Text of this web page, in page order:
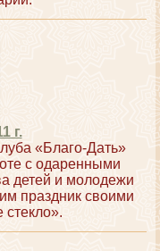
г.
«Благо-Дать»
с одаренными
детей и молодежи
праздник своими
стекло».